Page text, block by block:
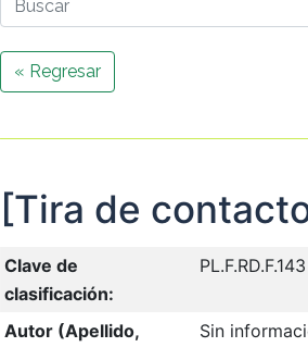
« Regresar
[Tira de
Clave de
clasificación:
PL.F.RD.F.143
Autor (Apellido,
Sin